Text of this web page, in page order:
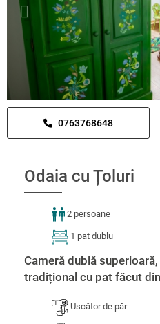
0763768648
Odaia cu Țoluri
2 persoane
1 pat dublu
Cameră dublă
tradițional cu pat făcut
Uscător de păr